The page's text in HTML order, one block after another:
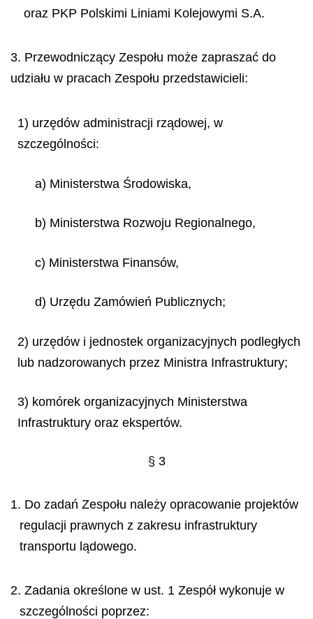
oraz PKP Polskimi Liniami Kolejowymi S.A.
3. Przewodniczący Zespołu może zapraszać do
udziału w pracach Zespołu przedstawicieli:
1) urzędów administracji rządowej, w
szczególności:
a) Ministerstwa Środowiska,
b) Ministerstwa Rozwoju Regionalnego,
c) Ministerstwa Finansów,
d) Urzędu Zamówień Publicznych;
2) urzędów i jednostek organizacyjnych podległych
lub nadzorowanych przez Ministra Infrastruktury;
3) komórek organizacyjnych Ministerstwa
Infrastruktury oraz ekspertów.
§ 3
1. Do zadań Zespołu należy opracowanie projektów
regulacji prawnych z zakresu infrastruktury
transportu lądowego.
2. Zadania określone w ust. 1 Zespół wykonuje w
szczególności poprzez: